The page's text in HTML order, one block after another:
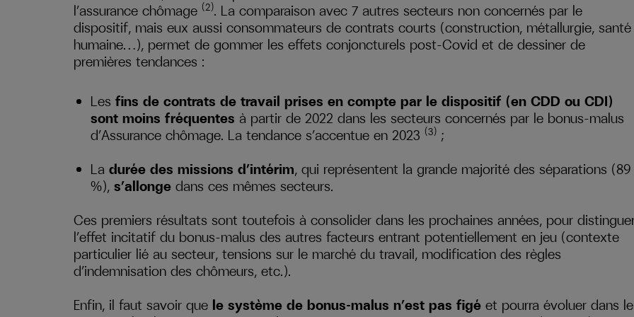
l’assurance chômage (2). La comparaison avec 7 autres secteurs non concernés par le
dispositif, mais eux aussi consommateurs de contrats courts (construction, métallurgie, santé
humaine…), permet de gommer les effets conjoncturels post-Covid et de dessiner de
premières tendances :
Les fins de contrats de travail prises en compte par le dispositif (en CDD ou CDI)
sont moins fréquentes à partir de 2022 dans les secteurs concernés par le bonus-malus
d’Assurance chômage. La tendance s’accentue en 2023 (3) ;
La durée des missions d’intérim, qui représentent la grande majorité des séparations (89
%), s’allonge dans ces mêmes secteurs.
Ces premiers résultats sont toutefois à consolider dans les prochaines années, pour
l’effet incitatif du bonus-malus des autres facteurs entrant potentiellement en jeu (contexte
particulier lié au secteur, tensions sur le marché du travail, modification des règles
d’indemnisation des chômeurs, etc.).
Enfin, il faut savoir que le système de bonus-malus n’est pas figé et pourra évoluer dans le